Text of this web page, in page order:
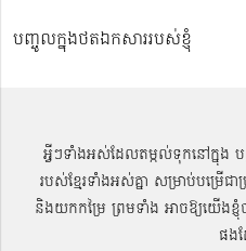
បញ្ចូលក្នុងថតឯកសាររបស់ខ្ញុំ
អ្វីៗទាំងអស់ដែលតម្កល់ទុកនៅក្នុង
របស់ខ្មែរទាំងអស់គ្នា សម្រាប់បម្រ
និងយកកម្រៃ ព្រមទាំង អាចឱ្យយើង
ផង